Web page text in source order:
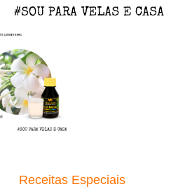
Receitas Especiais